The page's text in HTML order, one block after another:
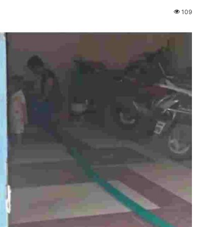
109